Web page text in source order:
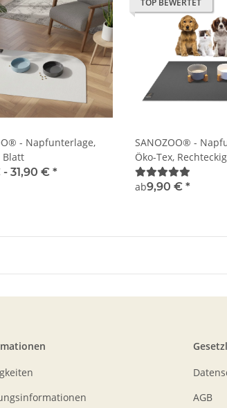
- Napfunterlage,
Blatt
- 31,90 € *
TOP BEWERTET
SANOZOO® -
Öko-Tex, Rechteckig
ab9,90 € *
AGB